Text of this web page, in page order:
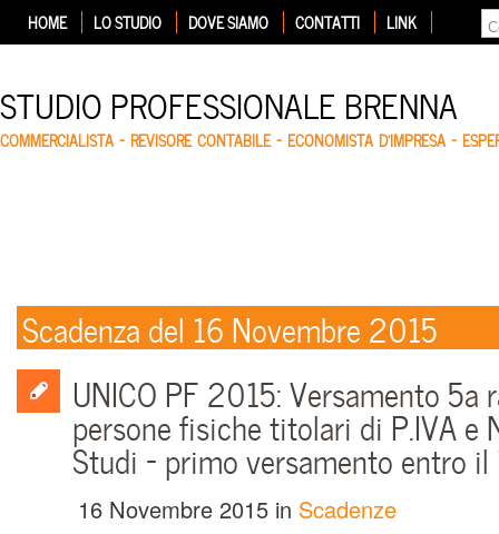
HOME LO STUDIO DOVE SIAMO CONTATTI LINK
STUDIO PROFESSIONALE BRENNA
COMMERCIALISTA – REVISORE CONTABILE – ECONOMISTA D'IMPRESA –
Scadenza del 16 Novembre 2015
UNICO PF 2015: Versamento 5a
persone fisiche titolari di P.IVA e
Studi – primo versamento entro
16 Novembre 2015 in Scadenze